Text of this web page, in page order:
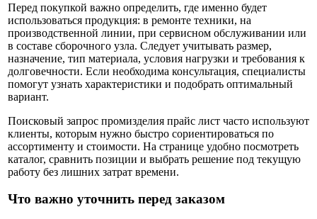
Перед покупкой важно определить, где именно будет
использоваться продукция: в ремонте техники, на
производственной линии, при сервисном обслуживании или
в составе сборочного узла. Следует учитывать размер,
назначение, тип материала, условия нагрузки и требования к
долговечности. Если необходима консультация, специалисты
помогут узнать характеристики и подобрать оптимальный
вариант.
Поисковый запрос промизделия прайс лист часто используют
клиенты, которым нужно быстро сориентироваться по
ассортименту и стоимости. На странице удобно посмотреть
каталог, сравнить позиции и выбрать решение под текущую
работу без лишних затрат времени.
Что важно уточнить перед заказом